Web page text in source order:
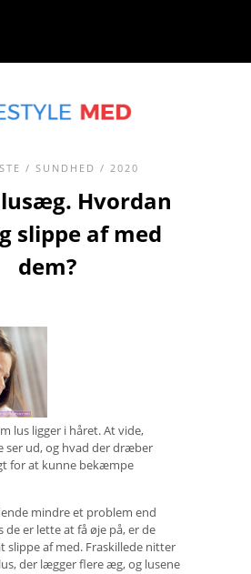
/ SUNDHED / 2020
Hvordan
slippe af med
dem?
lus ligger i håret. At vide,
ser ud, og hvad der dræber
for at kunne bekæmpe
mindre et problem end
de er lette at få øje på, er de
slippe af med. Fraskillede nitter
der lægger flere æg, og lusene